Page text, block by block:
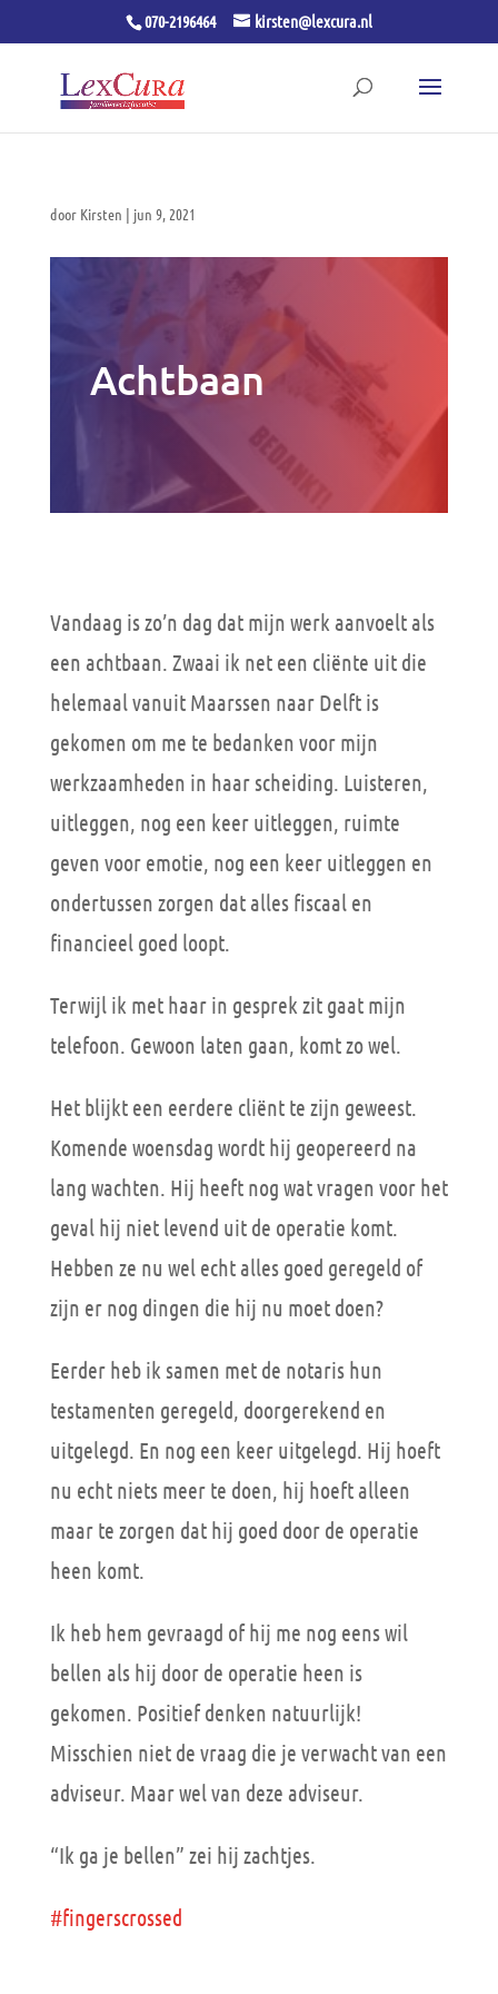
070-2196464 kirsten@lexcura.nl
door Kirsten | jun 9, 2021
Achtbaan
Vandaag is zo’n dag dat mijn werk aanvoelt als
een achtbaan. Zwaai ik net een cliënte uit die
helemaal vanuit Maarssen naar Delft is
gekomen om me te bedanken voor mijn
werkzaamheden in haar scheiding. Luisteren,
uitleggen, nog een keer uitleggen, ruimte
geven voor emotie, nog een keer uitleggen en
ondertussen zorgen dat alles fiscaal en
financieel goed loopt.
Terwijl ik met haar in gesprek zit gaat mijn
telefoon. Gewoon laten gaan, komt zo wel.
Het blijkt een eerdere cliënt te zijn geweest.
Komende woensdag wordt hij geopereerd na
lang wachten. Hij heeft nog wat vragen voor het
geval hij niet levend uit de operatie komt.
Hebben ze nu wel echt alles goed geregeld of
zijn er nog dingen die hij nu moet doen?
Eerder heb ik samen met de notaris hun
testamenten geregeld, doorgerekend en
uitgelegd. En nog een keer uitgelegd. Hij hoeft
nu echt niets meer te doen, hij hoeft alleen
maar te zorgen dat hij goed door de operatie
heen komt.
Ik heb hem gevraagd of hij me nog eens wil
bellen als hij door de operatie heen is
gekomen. Positief denken natuurlijk!
Misschien niet de vraag die je verwacht van een
adviseur. Maar wel van deze adviseur.
“Ik ga je bellen” zei hij zachtjes.
#fingerscrossed